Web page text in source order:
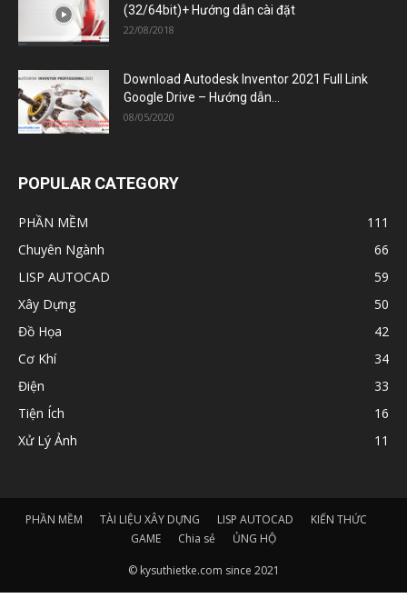
(32/64bit)+ Hướng dẫn cài đặt
22/08/2018
Download Autodesk Inventor 2021 Full Link
Google Drive – Hướng dẫn...
08/05/2020
POPULAR CATEGORY
PHẦN MỀM
111
Chuyên Ngành
66
LISP AUTOCAD
59
Xây Dựng
50
Đồ Họa
42
Cơ Khí
34
Điện
33
Tiện Ích
16
Xử Lý Ảnh
11
PHẦN MỀM TÀI LIỆU XÂY DỰNG LISP AUTOCAD
KIẾN THỨC
GAME
Chia sẻ ỦNG HỘ
© kysuthietke.com since 2021